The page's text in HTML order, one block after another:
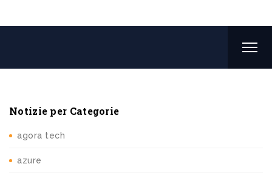
Notizie per Categorie
agora tech
azure